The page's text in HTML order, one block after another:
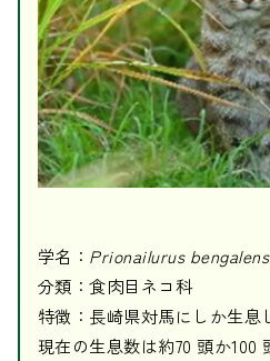
学名： Prionailurus
分類：食肉目ネコ科
特徴：長崎県対馬にしか生息
現在の生息数は約70 頭か100